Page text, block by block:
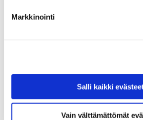
Markkinointi
Salli kaikki
Vain välttämättömät
Etusivu
Kasvatus ja koulutus
Yhteystiedot